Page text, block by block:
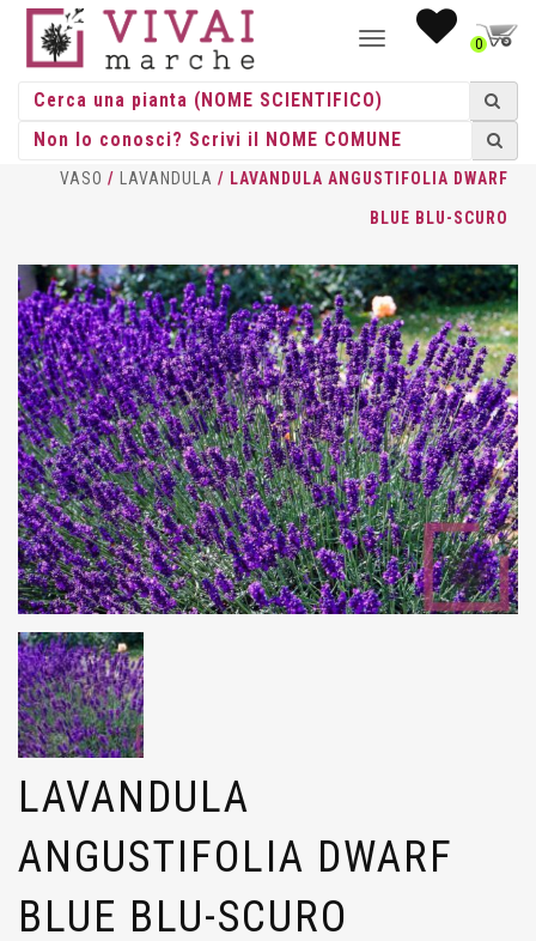
NAVIGAZIONE0
HOME/AROMATICHE / AROMATICHE
VASO / LAVANDULA / LAVANDULA ANGUSTIFOLIA DWARF
BLUE BLU-SCURO
LAVANDULA
ANGUSTIFOLIA DWARF
BLUE BLU-SCURO